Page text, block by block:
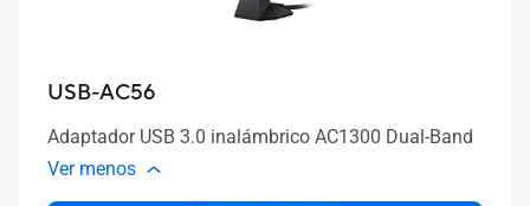
USB-AC56
Adaptador USB 3.0 inalámbrico AC1300 Dual-Band
Ver menos